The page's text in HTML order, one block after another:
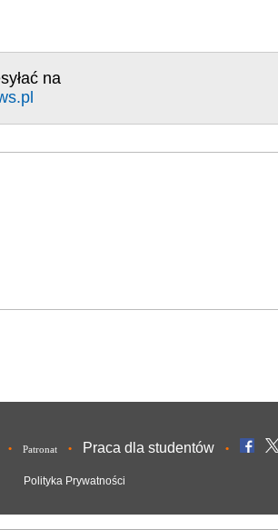
na
• Patronat • Praca dla studentów •
Polityka Prywatności